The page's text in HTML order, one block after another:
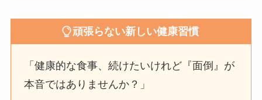
頑張らない新しい健康習慣
「健康的な食事、続けたいけれど『面倒』が
本音ではありませんか？」